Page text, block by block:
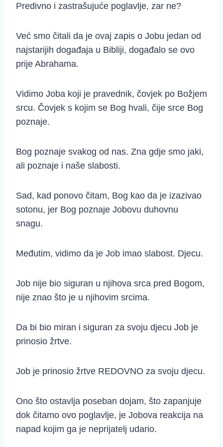
Predivno i zastrašujuće poglavlje, zar ne?
Već smo čitali da je ovaj zapis o Jobu jedan od
najstarijih događaja u Bibliji, događalo se ovo
prije Abrahama.
Vidimo Joba koji je pravednik, čovjek po Božjem
srcu. Čovjek s kojim se Bog hvali, čije srce Bog
poznaje.
Bog poznaje svakog od nas. Zna gdje smo jaki,
ali poznaje i naše slabosti.
Sad, kad ponovo čitam, Bog kao da je izazivao
sotonu, jer Bog poznaje Jobovu duhovnu
snagu.
Međutim, vidimo da je Job imao slabost. Djecu.
Job nije bio siguran u njihova srca pred Bogom,
nije znao što je u njihovim srcima.
Da bi bio miran i siguran za svoju djecu Job je
prinosio žrtve.
Job je prinosio žrtve REDOVNO za svoju djecu.
Ono što ostavlja poseban dojam, što zapanjuje
dok čitamo ovo poglavlje, je Jobova reakcija na
napad kojim ga je neprijatelj udario.